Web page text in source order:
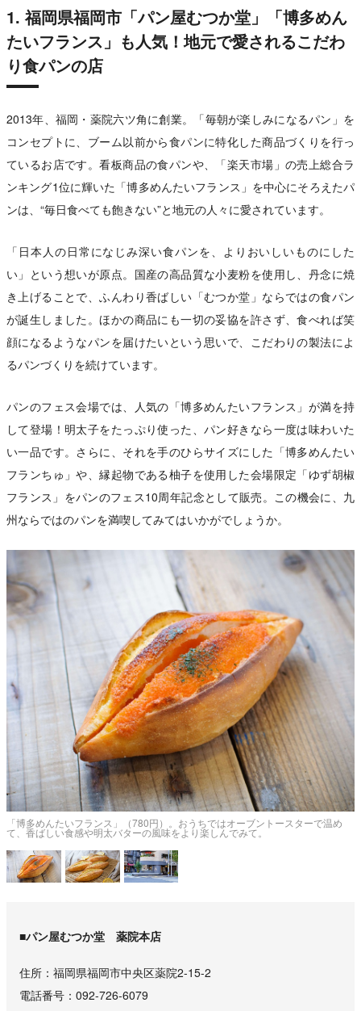
1. 福岡県福岡市「パン屋むつか堂」「博多めん
たいフランス」も人気！地元で愛されるこだわ
り食パンの店
2013年、福岡・薬院六ツ角に創業。「毎朝が楽しみになるパン」を
コンセプトに、ブーム以前から食パンに特化した商品づくりを行っ
ているお店です。看板商品の食パンや、「楽天市場」の売上総合ラ
ンキング1位に輝いた「博多めんたいフランス」を中心にそろえたパ
ンは、“毎日食べても飽きない”と地元の人々に愛されています。
「日本人の日常になじみ深い食パンを、よりおいしいものにした
い」という想いが原点。国産の高品質な小麦粉を使用し、丹念に焼
き上げることで、ふんわり香ばしい「むつか堂」ならではの食パン
が誕生しました。ほかの商品にも一切の妥協を許さず、食べれば笑
顔になるようなパンを届けたいという思いで、こだわりの製法によ
るパンづくりを続けています。
パンのフェス会場では、人気の「博多めんたいフランス」が満を持
して登場！明太子をたっぷり使った、パン好きなら一度は味わいた
い一品です。さらに、それを手のひらサイズにした「博多めんたい
フランちゅ」や、縁起物である柚子を使用した会場限定「ゆず胡椒
フランス」をパンのフェス10周年記念として販売。この機会に、九
州ならではのパンを満喫してみてはいかがでしょうか。
「博多めんたいフランス」（780円）。おうちではオーブントースターで温め
て、香ばしい食感や明太バターの風味をより楽しんでみて。
■パン屋むつか堂 薬院本店
住所
福岡県福岡市中央区薬院2-15-2
電話番号
092-726-6079